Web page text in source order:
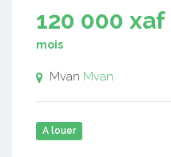
120 000 xaf
mois
Mvan Mvan
A louer